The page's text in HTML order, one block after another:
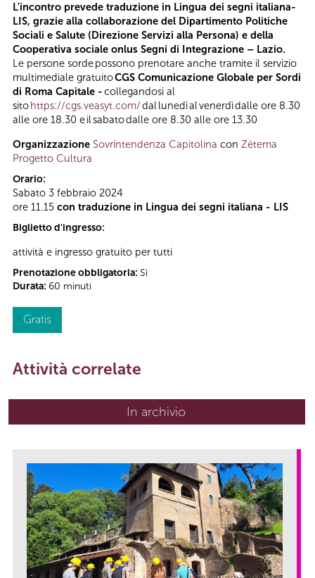
L'incontro prevede traduzione in Lingua dei segni italiana-
LIS, grazie alla collaborazione del Dipartimento Politiche
Sociali e Salute (Direzione Servizi alla Persona) e della
Cooperativa sociale onlus Segni di Integrazione – Lazio.
Le persone sorde possono prenotare anche tramite il servizio
multimediale gratuitoCGS Comunicazione Globale per Sordi
di Roma Capitale -collegandosi al
sito https://cgs.veasyt.com/dal lunedì al venerdì dalle ore 8.30
alle ore 18.30 e il sabato dalle ore 8.30 alle ore 13.30
Organizzazione Sovrintendenza Capitolina con Zètema
Progetto Cultura
Orario:
Sabato 3 febbraio 2024
ore 11.15 con traduzione in Lingua dei segni italiana - LIS
Biglietto d'ingresso:
attività e ingresso gratuito per tutti
Prenotazione obbligatoria: Sì
Durata: 60 minuti
Gratis
Attività correlate
In archivio